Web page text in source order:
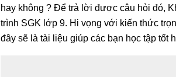
hay không ? Để trả lời được câu hỏi đó,
trình SGK lớp 9. Hi vọng với kiến thức
đây sẽ là tài liệu giúp các bạn học tập tốt